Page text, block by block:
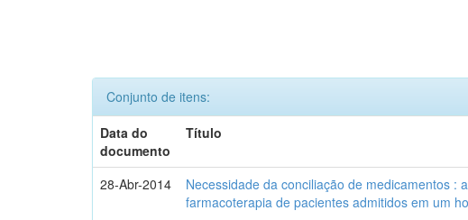
Conjunto de itens:
Data do
documento
Título
28-Abr-2014
Necessidade da conciliação de medicamentos :
farmacoterapia de pacientes admitidos em um